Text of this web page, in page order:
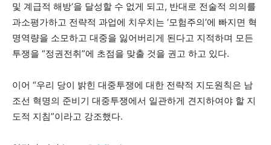
및 계급적 해방‘을 달성할 수 없게 되고, 반대로 전술적 의의를
과소평가하고 전략적 과업에 치우치는 ‘모험주의’에 빠지면 혁
명역량을 소모하고 대중을 잃어버리게 된다고 지적하며 모든
투쟁을 “정권전취”에 초점을 맞출 것을 권고 하고 있다.
이어 “우리 당이 밝힌 대중투쟁에 대한 전략적 지도원칙은 남
조선 혁명의 준비기 대중투쟁에서 일관하게 견지하여야 할 지
도적 지침”이라고 강조했다.